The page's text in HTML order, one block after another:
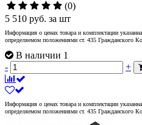
(0)
5 510 руб. за шт
Информация о ценах товара и комплектации
определяемом положениями ст. 435 Гражданского
В наличии 1
-
+
Информация о ценах товара и комплектации
определяемом положениями ст. 435 Гражданского